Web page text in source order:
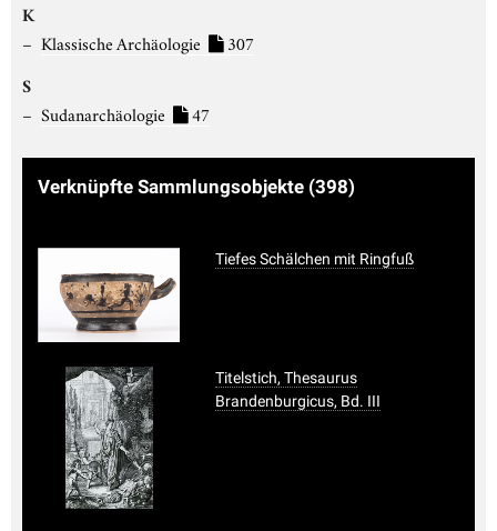
K
Klassische Archäologie 307
S
Sudanarchäologie 47
Verknüpfte Sammlungsobjekte (398)
Tiefes Schälchen mit Ringfuß
Titelstich, Thesaurus
Brandenburgicus, Bd. III